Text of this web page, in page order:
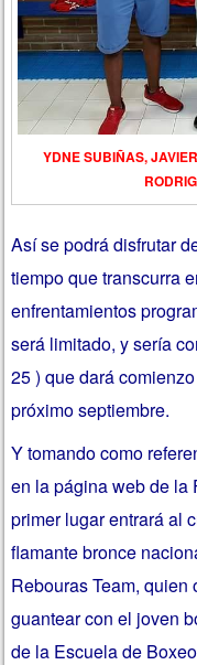
YDNE SUBIÑAS,
Así se podrá disfrutar
tiempo que transcurra
enfrentamientos
será limitado, y sería
25 ) que dará
próximo septiembre.
Y tomando como
en la página web de la
primer lugar entrará al
flamante bronce
Rebouras Team,
guantear con el joven
de la Escuela de